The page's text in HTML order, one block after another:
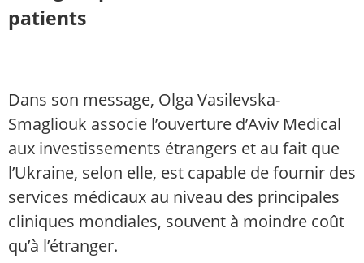
patients
Dans son message, Olga Vasilevska-
Smagliouk associe l’ouverture d’Aviv Medical
aux investissements étrangers et au fait que
l’Ukraine, selon elle, est capable de fournir des
services médicaux au niveau des principales
cliniques mondiales, souvent à moindre coût
qu’à l’étranger.